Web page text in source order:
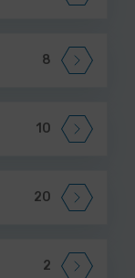
8
10
20
2